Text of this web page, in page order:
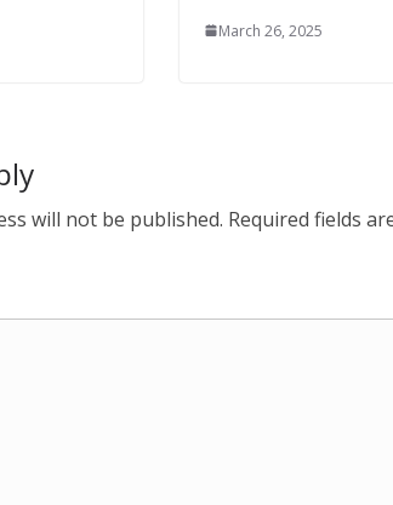
March 26, 2025
will not be published. Required fields